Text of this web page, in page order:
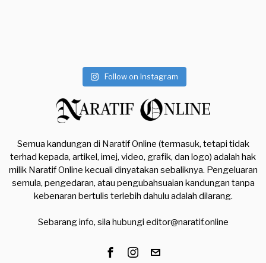
Follow on Instagram
Semua kandungan di Naratif Online (termasuk, tetapi tidak
terhad kepada, artikel, imej, video, grafik, dan logo) adalah hak
milik Naratif Online kecuali dinyatakan sebaliknya. Pengeluaran
semula, pengedaran, atau pengubahsuaian kandungan tanpa
kebenaran bertulis terlebih dahulu adalah dilarang.
Sebarang info, sila hubungi editor@naratif.online